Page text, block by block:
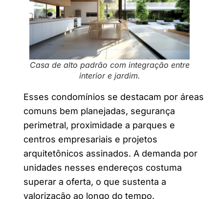
Casa de alto padrão com integração entre
interior e jardim.
Esses condomínios se destacam por áreas
comuns bem planejadas, segurança
perimetral, proximidade a parques e
centros empresariais e projetos
arquitetônicos assinados. A demanda por
unidades nesses endereços costuma
superar a oferta, o que sustenta a
valorização ao longo do tempo.